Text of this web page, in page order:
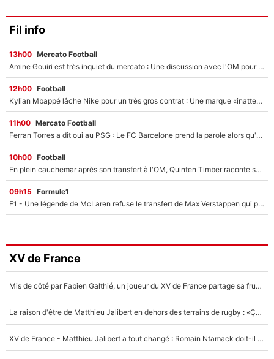
Fil info
13h00 Mercato Football
Amine Gouiri est très inquiet du mercato : Une discussion avec l'OM pour acter son transfert !
12h00 Football
Kylian Mbappé lâche Nike pour un très gros contrat : Une marque «inattendue» va frapper très fort
11h00 Mercato Football
Ferran Torres a dit oui au PSG : Le FC Barcelone prend la parole alors qu'un transfert de l'attaquant espagnol prend forme
10h00 Football
En plein cauchemar après son transfert à l'OM, Quinten Timber raconte ses doutes après sa signature à Marseille
09h15 Formule1
F1 - Une légende de McLaren refuse le transfert de Max Verstappen qui pourrait «faire des vagues» et plomber l'ambiance dans l'équipe
XV de France
Mis de côté par Fabien Galthié, un joueur du XV de France partage sa frustration : «ils ne me l’ont pas dit tout de suite»
La raison d'être de Matthieu Jalibert en dehors des terrains de rugby : «Ça m'atteint autant que si tu touches à un membre de ma famille»
XV de France - Matthieu Jalibert a tout changé : Romain Ntamack doit-il s’inquiéter pour sa place à un an de la Coupe du monde ?